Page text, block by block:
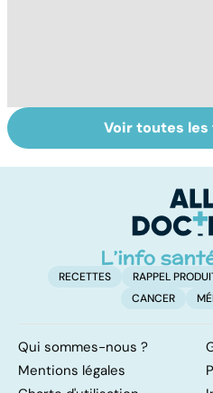
pilonidal, un
Voir toutes
RECETTES RAPPEL
CANCER
Qui sommes-nous ?
Mentions légales